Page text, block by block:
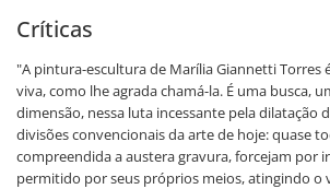
Críticas
"A pintura-escultura de Marília Giannetti Torres
viva, como lhe agrada chamá-la. É uma busca,
dimensão, nessa luta incessante pela dilatação
divisões convencionais da arte de hoje: quase
compreendida a austera gravura, forcejam por
permitido por seus próprios meios, atingindo o